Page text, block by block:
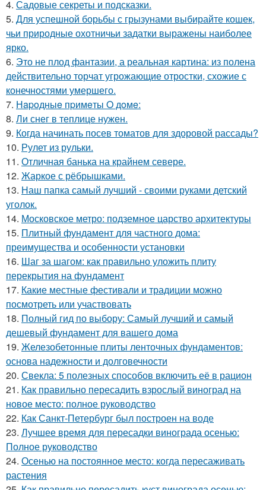
4. Садовые секреты и подсказки.
5. Для успешной борьбы с грызунами выбирайте кошек,
чьи природные охотничьи задатки выражены наиболее
ярко.
6. Это не плод фантазии, а реальная картина: из полена
действительно торчат угрожающие отростки, схожие с
конечностями умершего.
7. Нapoдныe пpимeты O дoмe:
8. Ли снег в теплице нужен.
9. Когда начинать посев томатов для здоровой рассады?
10. Рулет из рульки.
11. Отличная банька на крайнем севере.
12. Жаркое с рёбрышками.
13. Наш папка самый лучший - своими руками детский
уголок.
14. Московское метро: подземное царство архитектуры
15. Плитный фундамент для частного дома:
преимущества и особенности установки
16. Шаг за шагом: как правильно уложить плиту
перекрытия на фундамент
17. Какие местные фестивали и традиции можно
посмотреть или участвовать
18. Полный гид по выбору: Самый лучший и самый
дешевый фундамент для вашего дома
19. Железобетонные плиты ленточных фундаментов:
основа надежности и долговечности
20. Свекла: 5 полезных способов включить её в рацион
21. Как правильно пересадить взрослый виноград на
новое место: полное руководство
22. Как Санкт-Петербург был построен на воде
23. Лучшее время для пересадки винограда осенью:
Полное руководство
24. Осенью на постоянное место: когда пересаживать
растения